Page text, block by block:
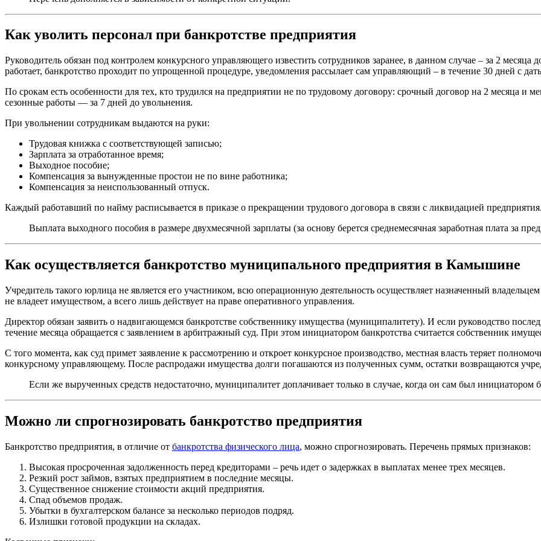
Как уволить персонал при банкротстве предприятия
Руководитель обязан под контролем конкурсного управляющего известить сотрудников заранее, в данном случае – за 2
работает, банкротство проходит по упрощенной процедуре, уведомления рассылает сам управляющий – в течение 30 дней с
По срокам есть особенности для тех, кто трудился на предприятии не по трудовому договору: срочный договор на 2 месяца и
сезонные работы — за 7 дней до увольнения.
При увольнении сотрудникам выдаются на руки:
Трудовая книжка с соответствующей записью;
Зарплата за отработанное время;
Выходное пособие;
Компенсация за вынужденные простои не по вине работника;
Компенсация за неиспользованный отпуск.
Каждый работавший по найму расписывается в приказе о прекращении трудового договора в связи с ликвидацией
Выплата выходного пособия в размере двухмесячной зарплаты (за основу берется среднемесячная заработная плата за
Как осуществляется банкротство муниципального предприятия в Камышине
Учредитель такого юрлица не является его участником, всю операционную деятельность осуществляет назначенный
не владеет имуществом, а всего лишь действует на праве оперативного управления.
Директор обязан заявить о надвигающемся банкротстве собственнику имущества (муниципалитету). И если руководство
течение месяца обращается с заявлением в арбитражный суд. При этом инициатором банкротства считается собственник
С того момента, как суд примет заявление к рассмотрению и откроет конкурсное производство, местная власть теряет
конкурсному управляющему. После распродажи имущества долги погашаются из полученных сумм, остатки возвращаются
Если же вырученных средств недостаточно, муниципалитет доплачивает только в случае, когда он сам был инициатором
Можно ли спрогнозировать банкротство предприятия
Банкротство предприятия, в отличие от банкротства физического лица, можно спрогнозировать. Перечень прямых признаков:
Высокая просроченная задолженность перед кредиторами – речь идет о задержках в выплатах менее трех месяцев.
Резкий рост займов, взятых предприятием в последние месяцы.
Существенное снижение стоимости акций предприятия.
Спад объемов продаж.
Убытки в бухгалтерском балансе за несколько периодов подряд.
Излишки готовой продукции на складах.